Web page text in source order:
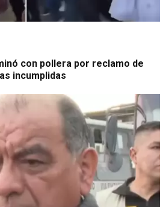
con pollera por reclamo de
incumplidas